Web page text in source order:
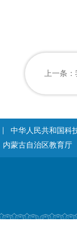
中华人民共和国科
内蒙古自治区教育厅